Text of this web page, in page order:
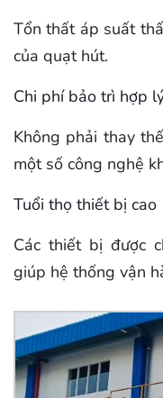
Tổn thất áp suất
của quạt hút.
Chi phí bảo trì hợp
Không phải thay
một số công nghệ
Tuổi thọ thiết bị cao
Các thiết bị được
giúp hệ thống vận